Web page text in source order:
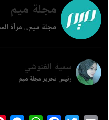
مجلة ميم
مجلة ميم.. مرآة
سمية الغنوشي
رئيس تحرير مجلة ميم